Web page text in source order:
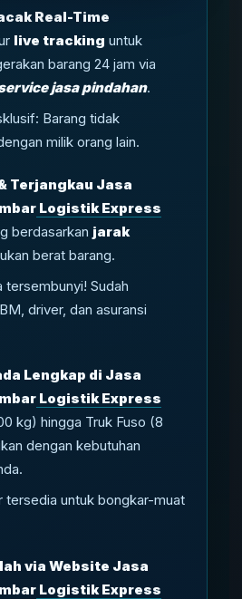
Real-Time
live tracking untuk
barang 24 jam via
jasa pindahan.
Barang tidak
milik orang lain.
Terjangkau Jasa
Logistik Express
berdasarkan jarak
berat barang.
tersembunyi! Sudah
driver, dan asuransi
Lengkap di Jasa
Logistik Express
kg) hingga Truk Fuso (8
dengan kebutuhan
tersedia untuk bongkar-muat
via Website Jasa
Logistik Express